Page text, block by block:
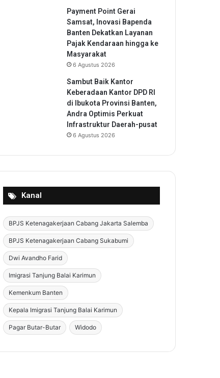
Payment Point Gerai
Samsat, Inovasi Bapenda
Banten Dekatkan Layanan
Pajak Kendaraan hingga ke
Masyarakat
6 Agustus 2026
Sambut Baik Kantor
Keberadaan Kantor DPD RI
di Ibukota Provinsi Banten,
Andra Optimis Perkuat
Infrastruktur Daerah-pusat
6 Agustus 2026
Kanal
BPJS Ketenagakerjaan Cabang Jakarta Salemba
BPJS Ketenagakerjaan Cabang Sukabumi
Dwi Avandho Farid
Imigrasi Tanjung Balai Karimun
Kemenkum Banten
Kepala Imigrasi Tanjung Balai Karimun
Pagar Butar-Butar Widodo